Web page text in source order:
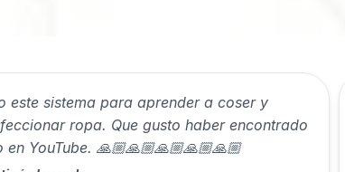
este sistema para aprender a coser y
ropa. Que gusto haber encontrado
en YouTube. 🙏🏼🙏🏼🙏🏼🙏🏼🙏🏼